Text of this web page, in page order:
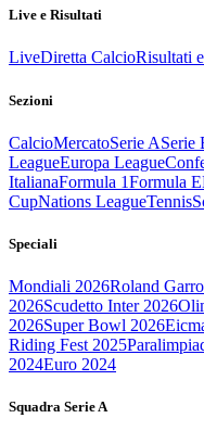
Live e Risultati
LiveDiretta CalcioRisultati
Sezioni
CalcioMercatoSerie ASerie
LeagueEuropa League
ItalianaFormula 1Formula E
CupNations LeagueTennis
Speciali
Mondiali 2026Roland
2026Scudetto Inter 2026
2026Super Bowl 2026
Riding Fest 2025
2024Euro 2024
Squadra Serie A